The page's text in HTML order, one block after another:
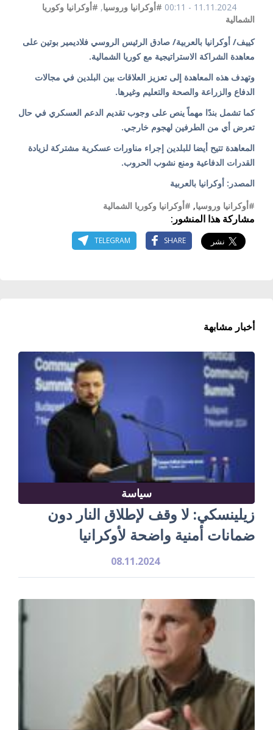
11.11.2024 - 00:11 #أوكرانيا وروسيا, #أوكرانيا وكوريا
الشمالية
كييف/ أوكرانيا بالعربية/ صادق الرئيس الروسي فلاديمير بوتين على
معاهدة الشراكة الاستراتيجية مع كوريا الشمالية.
وتهدف هذه المعاهدة إلى تعزيز العلاقات بين البلدين في مجالات
الدفاع والزراعة والصحة والتعليم وغيرها.
كما تشمل بندًا مهماً ينص على وجوب تقديم الدعم العسكري في حال
تعرض أي من الطرفين لهجوم خارجي.
المعاهدة تتيح أيضا للبلدين إجراء مناورات عسكرية مشتركة لزيادة
القدرات الدفاعية ومنع نشوب الحروب.
المصدر: أوكرانيا بالعربية
#أوكرانيا وروسيا, #أوكرانيا وكوريا الشمالية
مشاركة هذا المنشور:
SHARE
TELEGRAM
أخبار مشابهة
سياسة
زيلينسكي: لا وقف لإطلاق النار دون
ضمانات أمنية واضحة لأوكرانيا
08.11.2024